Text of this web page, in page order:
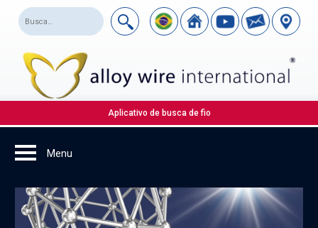
Aplicativo de busca de fio